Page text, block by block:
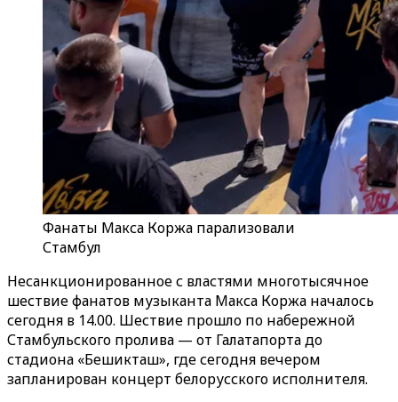
Фанаты Макса Коржа парализовали
Стамбул
Несанкционированное с властями многотысячное
шествие фанатов музыканта Макса Коржа началось
сегодня в 14.00. Шествие прошло по набережной
Стамбульского пролива — от Галатапорта до
стадиона «Бешикташ», где сегодня вечером
запланирован концерт белорусского исполнителя.